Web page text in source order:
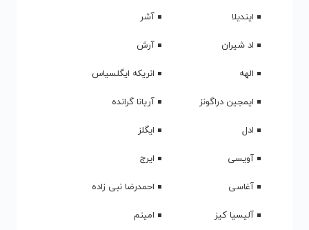
ایندیلا
آشر
اد شیران
آرش
الهه
انریکه ایگلسیاس
ایمجین دراگونز
آریانا گرانده
ادل
ایگلز
آویسی
ایرج
آغاسی
احمدرضا نبی زاده
آلیسیا کیز
امینم